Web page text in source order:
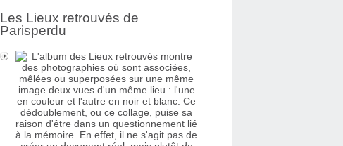
Les Lieux retrouvés de
Parisperdu